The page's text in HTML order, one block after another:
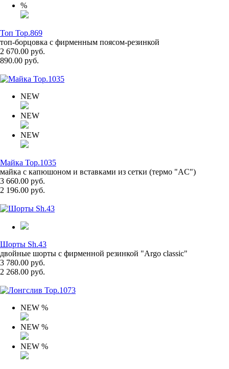
%
Топ Top.869
топ-борцовка с фирменным поясом-резинкой
2 670.00 руб.
890.00 руб.
NEW
NEW
NEW
Майка Top.1035
майка с капюшоном и вставками из сетки (термо "AC")
3 660.00 руб.
2 196.00 руб.
Шорты Sh.43
двойные шорты с фирменной резинкой "Argo classic"
3 780.00 руб.
2 268.00 руб.
NEW %
NEW %
NEW %